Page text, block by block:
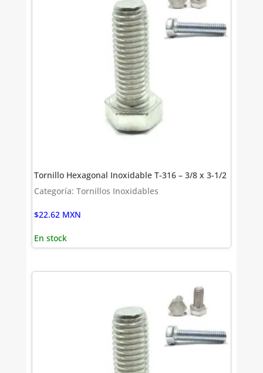
Tornillo Hexagonal Inoxidable T-316 – 3/8 x 3-1/2
Categoría: Tornillos Inoxidables
$22.62 MXN
En stock